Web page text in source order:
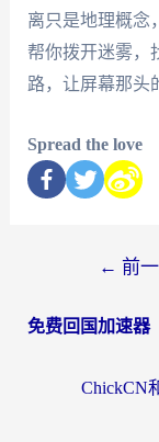
离只是地理概念
帮你拨开迷雾，
路，让屏幕那头
Spread the love
← 前
免费回国加速器